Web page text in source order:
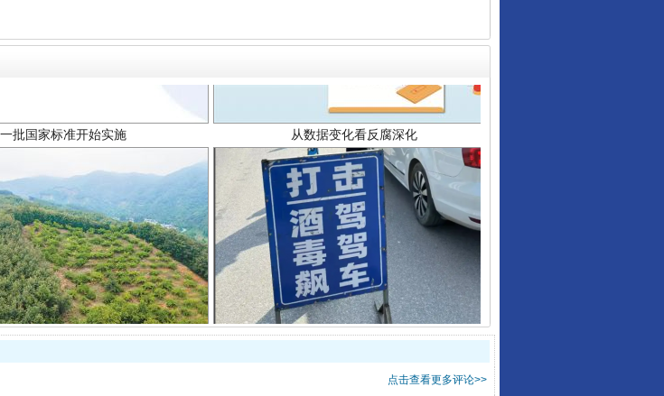
一批国家标准开始实施 从数据变化看反腐深化
以产业富民促振兴 酒驾未被当场查获能处罚吗
点击查看更多评论>>